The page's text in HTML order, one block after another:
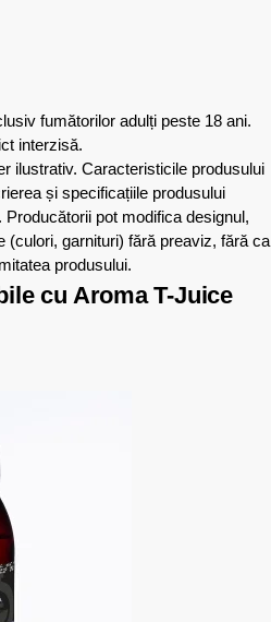
fumătorilor adulți peste 18 ani.
interzisă.
ilustrativ. Caracteristicile produsului
și specificațiile produsului
pot modifica designul,
(culori, garnituri) fără preaviz, fără ca
produsului.
cu Aroma T-Juice